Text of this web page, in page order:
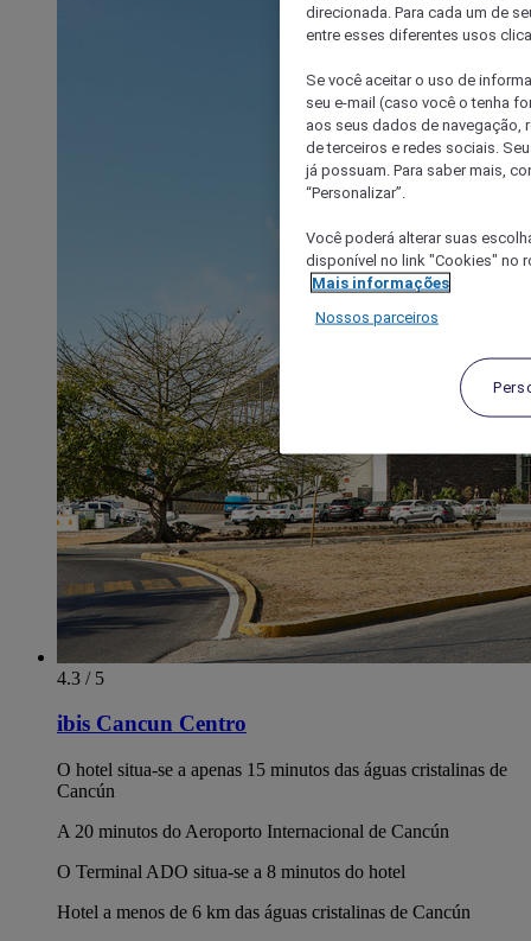
4.3 / 5
ibis Cancun Centro
O hotel situa-se a apenas 15 minutos das águas cristalinas de
Cancún
A 20 minutos do Aeroporto Internacional de Cancún
O Terminal ADO situa-se a 8 minutos do hotel
Hotel a menos de 6 km das águas cristalinas de Cancún
direcionada. Para cada um de
entre esses diferentes usos
Se você aceitar o uso de
seu e-mail (caso você o tenha
aos seus dados de navegação,
de terceiros e redes sociais.
já possuam. Para saber mais,
“Personalizar”.
Você poderá alterar suas
disponível no link "Cookies" no
Mais informações
Nossos parceiros